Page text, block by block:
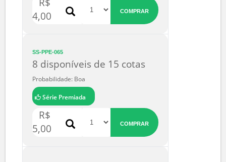
Série Premiada
R$
SS-PPE-065
8 disponíveis de 15 cotas
Probabilidade: Boa
Série Premiada